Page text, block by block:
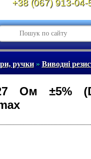
+38 (067) 913-04-
ручки» Виводні
Ом ±5%